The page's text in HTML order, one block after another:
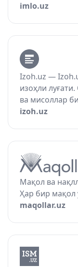
imlo.uz
Izoh.uz —
изоҳли
ва мисоллар
izoh.uz
Мақол ва
Ҳар бир мақол
maqollar.uz